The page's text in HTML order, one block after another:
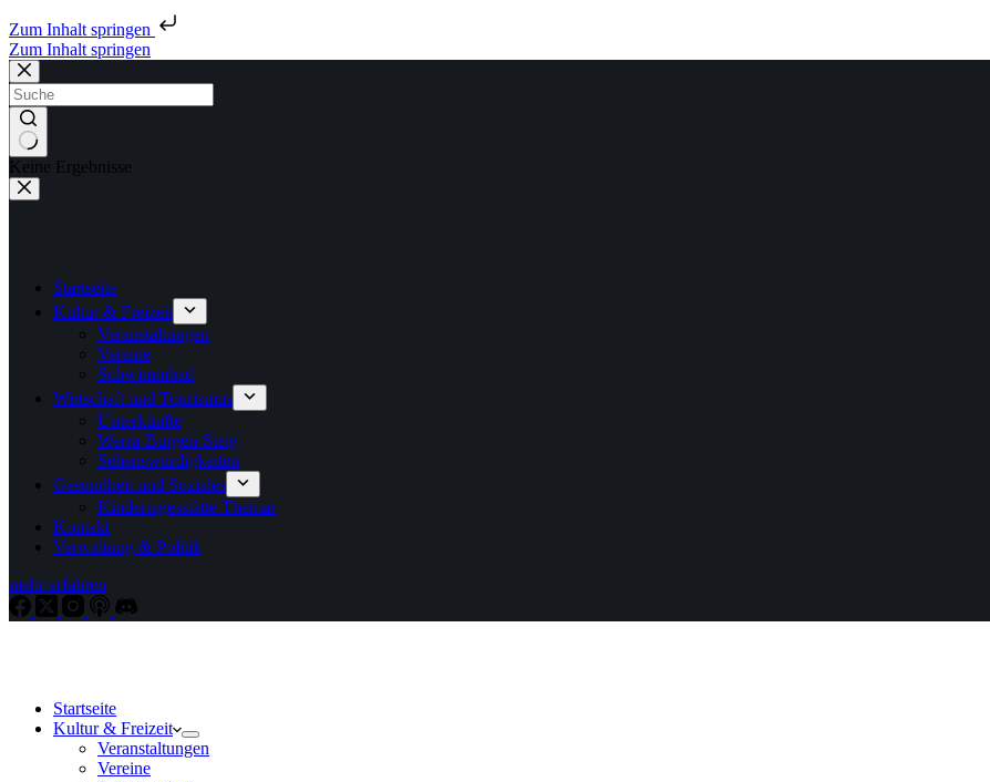
Zum Inhalt springen
Zum Inhalt springen
Keine Ergebnisse
Startseite
Kultur & Freizeit
Veranstaltungen
Vereine
Schwimmbad
Wirtschaft und Tourismus
Unterkünfte
Werra-Burgen-Steig
Sehenswürdigkeiten
Gesundheit und Soziales
Kindertagesstätte Themar
Kontakt
Verwaltung & Politik
mehr erfahren
Startseite
Kultur & Freizeit
Veranstaltungen
Vereine